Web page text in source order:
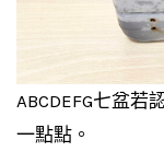
ABCDEFG七盆若
一點點。